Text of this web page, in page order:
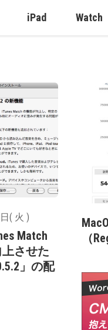
iPad Watch
( 火 )
Match
させた
」の配
（